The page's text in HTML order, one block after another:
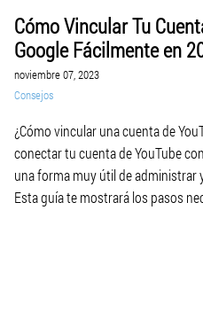
Cómo Vincular Tu
Google Fácilmente en
noviembre 07, 2023
Consejos
¿Cómo vincular una cuenta de
conectar tu cuenta de YouTube
una forma muy útil de administrar
Esta guía te mostrará los pasos
HOME
IR A